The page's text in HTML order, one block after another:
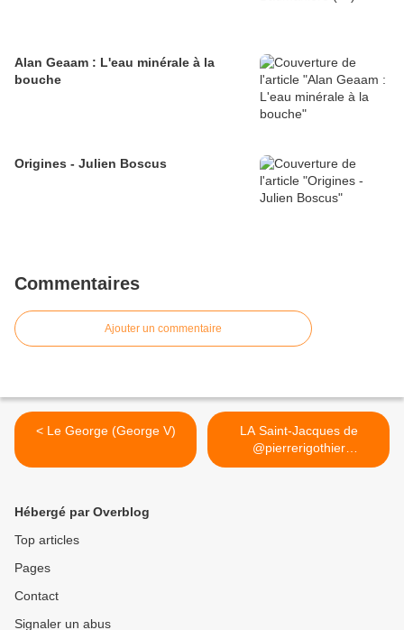
Alan Geaam : L'eau minérale à la
bouche
Origines - Julien Boscus
Commentaires
Ajouter un commentaire
< Le George (George V)
LA Saint-Jacques de
@pierrerigothier
#LeBaudelaire
Hébergé par Overblog
Top articles
Pages
Contact
Signaler un abus